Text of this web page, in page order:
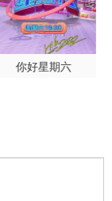
你好星期六